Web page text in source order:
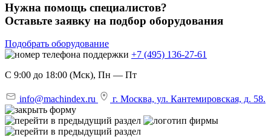
Нужна помощь специалистов?
Оставьте заявку на подбор оборудования
Подобрать оборудование
+7 (495) 136-27-61
С 9:00 до 18:00 (Мск), Пн — Пт
info@machindex.ru г. Москва, ул. Кантемировская, д. 58.